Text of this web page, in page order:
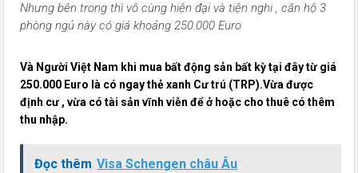
Nhưng bên trong thì vô cùng hiện đại và tiện nghi , căn hộ 3
phòng ngủ này có giá khoảng 250.000 Euro
Và Người Việt Nam khi mua bất động sản bất kỳ tại đây từ giá
250.000 Euro là có ngay thẻ xanh Cư trú (TRP).Vừa được
định cư , vừa có tài sản vĩnh viễn để ở hoặc cho thuê có thêm
thu nhập.
Đọc thêm Visa Schengen châu Âu